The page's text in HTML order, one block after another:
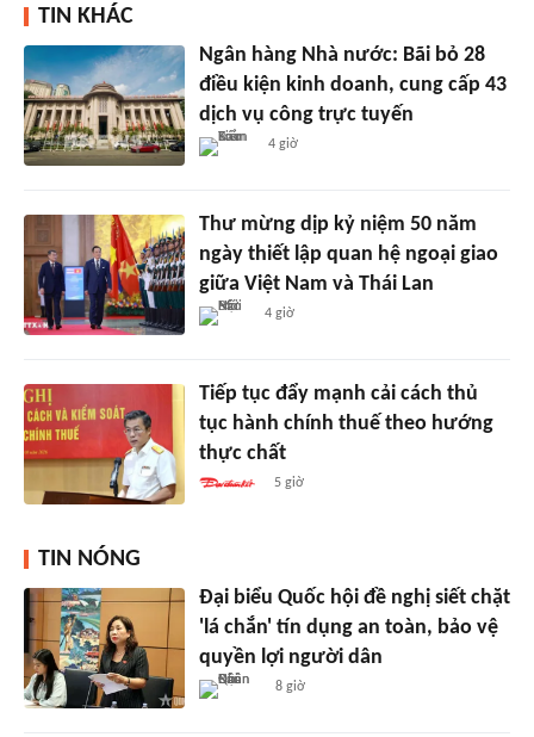
TIN KHÁC
Ngân hàng Nhà nước: Bãi bỏ 28
điều kiện kinh doanh, cung cấp 43
dịch vụ công trực tuyến
4 giờ
Thư mừng dịp kỷ niệm 50 năm
ngày thiết lập quan hệ ngoại giao
giữa Việt Nam và Thái Lan
4 giờ
Tiếp tục đẩy mạnh cải cách thủ
tục hành chính thuế theo hướng
thực chất
5 giờ
TIN NÓNG
Đại biểu Quốc hội đề nghị siết chặt
'lá chắn' tín dụng an toàn, bảo vệ
quyền lợi người dân
8 giờ